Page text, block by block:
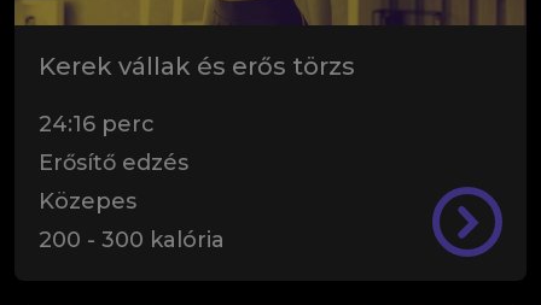
Kerek vállak és erős törzs
24:16 perc
Erősítő edzés
Közepes
200 - 300 kalória